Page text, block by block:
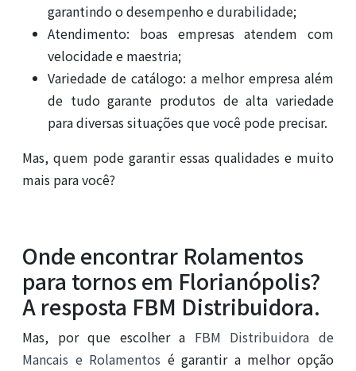
garantindo o desempenho e durabilidade;
Atendimento: boas empresas atendem com
velocidade e maestria;
Variedade de catálogo: a melhor empresa além
de tudo garante produtos de alta variedade
para diversas situações que você pode precisar.
Mas, quem pode garantir essas qualidades e muito
mais para você?
Onde encontrar Rolamentos
para tornos em Florianópolis?
A resposta FBM Distribuidora.
Mas, por que escolher a FBM Distribuidora de
Mancais e Rolamentos é garantir a melhor opção